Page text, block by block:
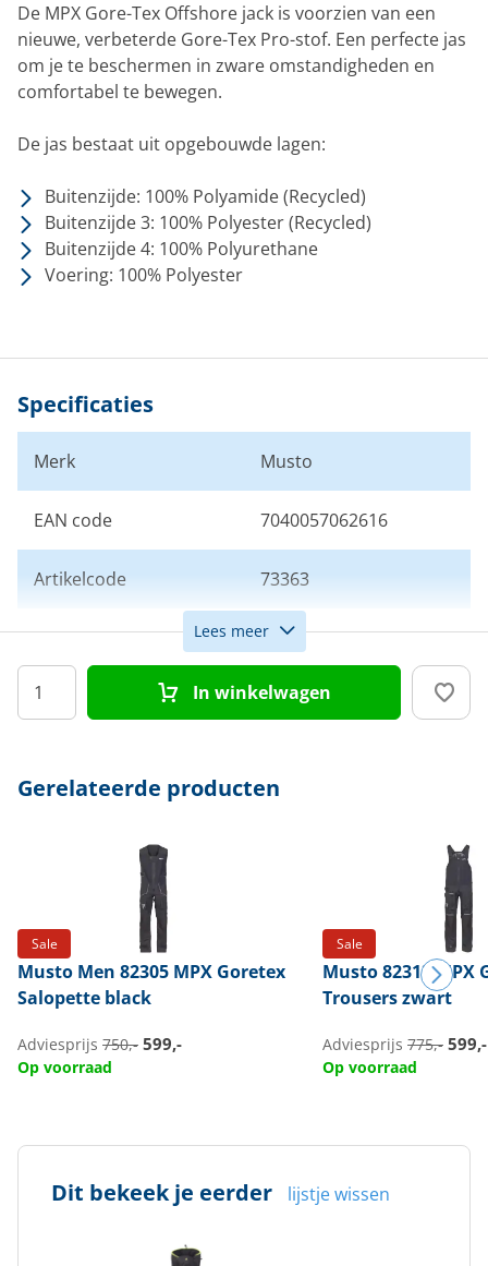
De MPX Gore-Tex Offshore jack is voorzien van een
nieuwe, verbeterde Gore-Tex Pro-stof. Een perfecte jas
om je te beschermen in zware omstandigheden en
comfortabel te bewegen.
De jas bestaat uit opgebouwde lagen:
Buitenzijde: 100% Polyamide (Recycled)
Buitenzijde 3: 100% Polyester (Recycled)
Buitenzijde 4: 100% Polyurethane
Voering: 100% Polyester
Specificaties
Merk Musto
EAN code 7040057062616
Artikelcode 73363
Maat S
Kleur Zwart
Lees meer
In winkelwagen
Gerelateerde producten
Sale
Musto Men 82305 MPX Goretex
Salopette black
Adviesprijs 750,- 599,-
Op voorraad
Sale
Musto82313 MPX
Trousers zwart
Adviesprijs 775,- 599,-
Op voorraad
Dit bekeek je eerder lijstje wissen